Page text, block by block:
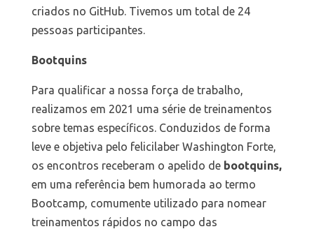
criados no GitHub. Tivemos um total de 24
pessoas participantes.
Bootquins
Para qualificar a nossa força de trabalho,
realizamos em 2021 uma série de treinamentos
sobre temas específicos. Conduzidos de forma
leve e objetiva pelo felicilaber Washington Forte,
os encontros receberam o apelido de bootquins,
em uma referência bem humorada ao termo
Bootcamp, comumente utilizado para nomear
treinamentos rápidos no campo das